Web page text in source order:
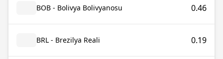
BOB - Bolivya Bolivyanosu 0.46
BRL - Brezilya Reali 0.19